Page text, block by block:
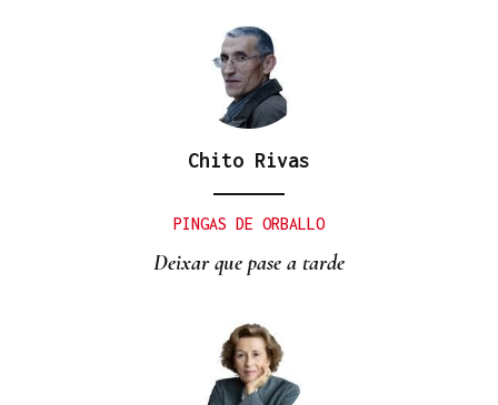
Chito Rivas
PINGAS DE ORBALLO
Deixar que pase a tarde